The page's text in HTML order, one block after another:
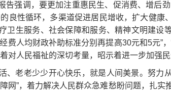
告强调，要更加注重惠民生、促消费、增后
良性循环，多渠道促进居民增收，扩大健康
卫生服务、社会保障和服务、精神文明建设
费人均财政补助标准分别再提高30元和5元”
人民福祉的深切考量，昭示着进一步加强民
、老老少少开心快乐，就是人间美景。努力
网”，着力解决人民群众急难愁盼问题，扎实